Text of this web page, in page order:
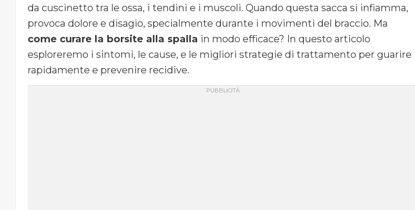
da cuscinetto tra le ossa, i tendini e i muscoli. Quando questa sacca si infiamma,
provoca dolore e disagio, specialmente durante i movimenti del braccio. Ma
come curare la borsite alla spalla in modo efficace? In questo articolo
esploreremo i sintomi, le cause, e le migliori strategie di trattamento per guarire
rapidamente e prevenire recidive.